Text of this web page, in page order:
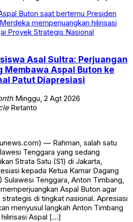
Asal Sultra: Perjuangan
Membawa Aspal Buton ke
Patut Diapresiasi
Minggu, 2 Agt 2026
Retanto
— Rahman, salah satu
Tenggara yang sedang
Strata Satu (S1) di Jakarta,
kepada Ketua Kamar Dagang
Sulawesi Tenggara, Anton Timbang,
Aspal Buton agar
di tingkat nasional. Apresiasi
menyusul langkah Anton Timbang
Aspal […]